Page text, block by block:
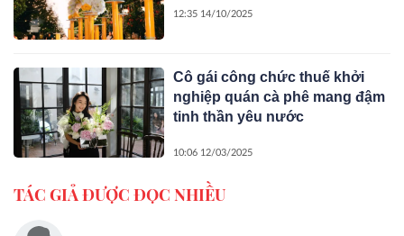
12:35 14/10/2025
Cô gái công chức thuế khởi
nghiệp quán cà phê mang đậm
tinh thần yêu nước
10:06 12/03/2025
TÁC GIẢ ĐƯỢC ĐỌC NHIỀU